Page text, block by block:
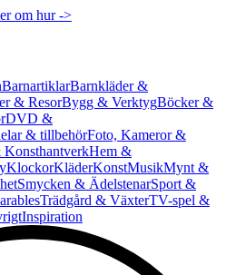
om hur ->
BarnartiklarBarnkläder &
& ResorBygg & VerktygBöcker &
DVD &
& tillbehörFoto, Kameror &
Hem &
KlockorKläderKonstMusikMynt &
Smycken & ÄdelstenarSport &
Trädgård & VäxterTV-spel &
Inspiration